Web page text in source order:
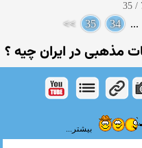
34
35
>>
مذهبی در ایران چیه ؟
بیشتر...